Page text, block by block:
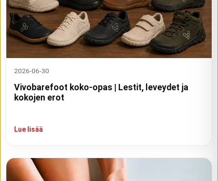
2026-06-30
Vivobarefoot koko-opas | Lestit, leveydet ja
kokojen erot
Lue lisää